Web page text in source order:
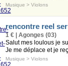
Musique > Violons
rencontre reel
1 € | Agonges (03)
Salut mes loulous je
Je me déplace et je
Musique > Violons